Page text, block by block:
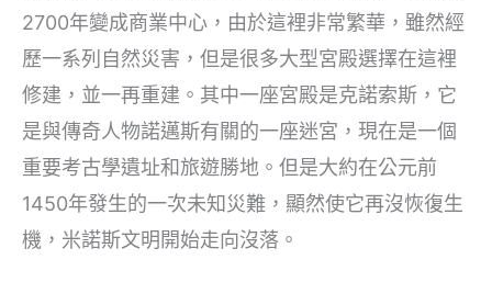
2700年變成商業中心，由於這裡非常繁華，雖然經
歷一系列自然災害，但是很多大型宮殿選擇在這裡
修建，並一再重建。其中一座宮殿是克諾索斯，它
是與傳奇人物諾邁斯有關的一座迷宮，現在是一個
重要考古學遺址和旅遊勝地。但是大約在公元前
1450年發生的一次未知災難，顯然使它再沒恢復生
機，米諾斯文明開始走向沒落。